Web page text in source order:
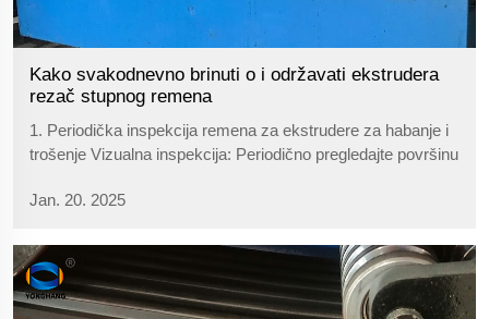
Kako svakodnevno brinuti o i održavati ekstrudera
rezač stupnog remena
1. Periodička inspekcija remena za ekstrudere za habanje i
trošenje Vizualna inspekcija: Periodično pregledajte površinu
pogoršanje. Obratite posebnu pozornost na to jesu li utori...
Jan. 20. 2025